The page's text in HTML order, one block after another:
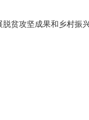
脱贫攻坚成果和乡村振